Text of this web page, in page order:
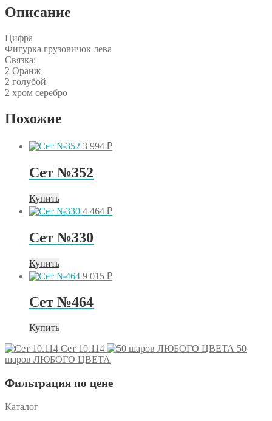
Описание
Цифра
Фигурка грузовичок лева
Связка:
2 Оранж
2 голубой
2 хром серебро
Похожие
3 994 ₽
Сет №352
Купить
4 464 ₽
Сет №330
Купить
9 015 ₽
Сет №464
Купить
Сет 10.114
50
шаров ЛЮБОГО ЦВЕТА
Фильтрация по цене
Каталог